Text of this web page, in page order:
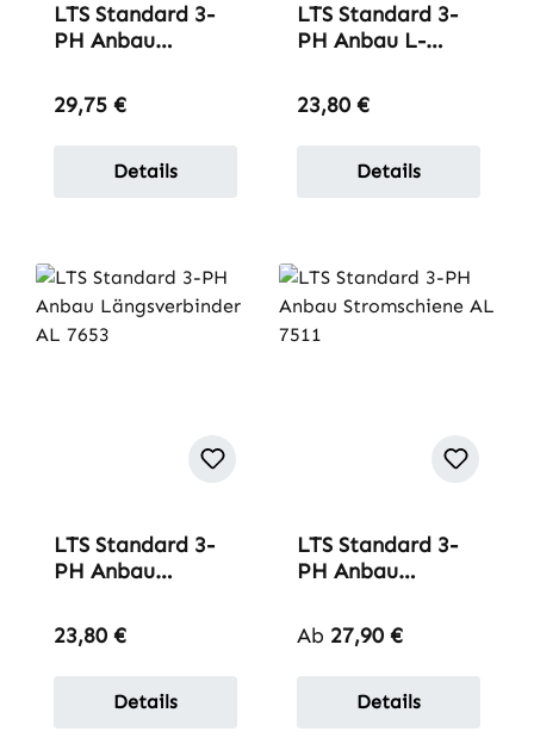
LTS Standard 3-
PH Anbau
7658-10
Regulärer Preis:
29,75 €
Details
LTS Standard 3-
PH Anbau L-
7655
Regulärer Preis:
23,80 €
Details
LTS Standard 3-
PH Anbau
AL 7653
Regulärer Preis:
23,80 €
Details
LTS Standard 3-
PH Anbau
7511
Regulärer Preis:
Ab 27,90 €
Details